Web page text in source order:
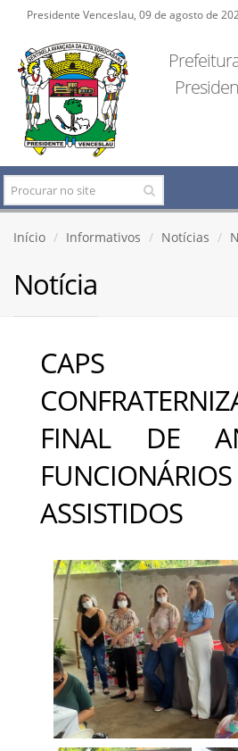
Presidente Venceslau, 09 de agosto de
Início Informativos Notícias
Notícia
CAPS
FINAL DE
ASSISTIDOS